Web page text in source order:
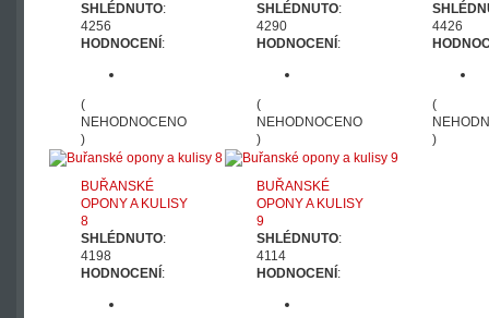
SHLÉDNUTO:
4256
HODNOCENÍ :
(
NEHODNOCENO
)
SHLÉDNUTO:
4290
HODNOCENÍ :
(
NEHODNOCENO
)
4426
(
)
BUŘANSKÉ
OPONY A KULISY
8
SHLÉDNUTO:
4198
HODNOCENÍ :
BUŘANSKÉ
OPONY A KULISY
9
SHLÉDNUTO:
4114
HODNOCENÍ :